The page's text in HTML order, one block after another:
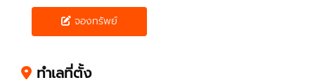
จองทรัพย์
ทำเลที่ตั้ง